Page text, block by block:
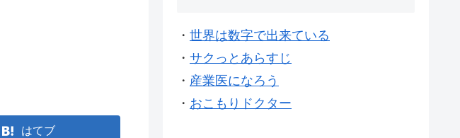
はてブ
・ 世界は数字で出来ている
・ サクっとあらすじ
・ 産業医になろう
・ おこもりドクター